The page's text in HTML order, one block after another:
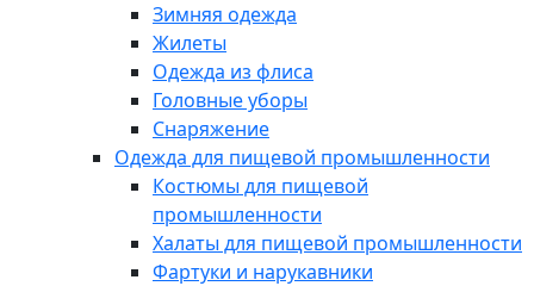
Зимняя одежда
Жилеты
Одежда из флиса
Головные уборы
Снаряжение
Одежда для пищевой промышленности
Костюмы для пищевой
промышленности
Халаты для пищевой промышленности
Фартуки и нарукавники